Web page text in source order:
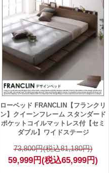
19
ローベッド FRANCLIN【フランクリ
ン】クイーンフレーム スタンダード
ポケットコイルマットレス付【セミ
ダブル】ワイドステージ
73,800円(税込81,180円)
59,999円(税込65,999円)